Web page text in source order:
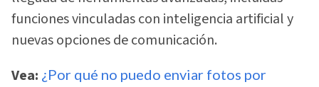
funciones vinculadas con inteligencia artificial y
nuevas opciones de comunicación.
Vea: ¿Por qué no puedo enviar fotos por